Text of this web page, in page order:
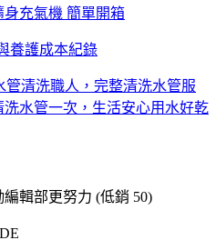
充氣機 簡單開箱
養護成本紀錄
清洗職人，完整清洗水管服
水管一次，生活安心用水好乾
輯部更努力 (低銷 50)